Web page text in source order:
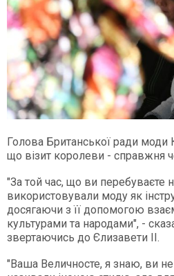
Голова Британської ради
що візит королеви - справжня
"За той час, що ви перебуваєте
використовували моду як
досягаючи з її допомогою
культурами та народами", -
звертаючись до Єлизавети II.
"Ваша Величносте, я знаю, ви